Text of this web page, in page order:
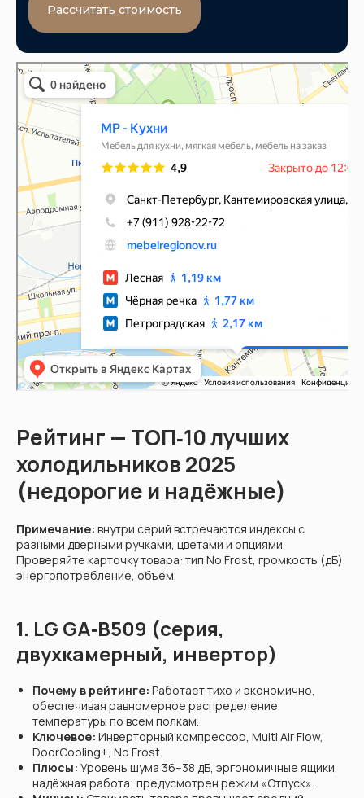
Рассчитать стоимость
Мебель регионов
Магазин мебели в Санкт‑Петербурге
Мягкая мебель в Санкт‑Петербурге
Рейтинг — ТОП‑10 лучших
холодильников 2025
(недорогие и надёжные)
Примечание: внутри серий встречаются индексы с
разными дверными ручками, цветами и опциями.
Проверяйте карточку товара: тип No Frost, громкость (дБ),
энергопотребление, объём.
1. LG GA‑B509 (серия,
двухкамерный, инвертор)
Почему в рейтинге: Работает тихо и экономично,
обеспечивая равномерное распределение
температуры по всем полкам.
Ключевое: Инверторный компрессор, Multi Air Flow,
DoorCooling+, No Frost.
Плюсы: Уровень шума 36–38 дБ, эргономичные ящики,
надёжная работа; предусмотрен режим «Отпуск».